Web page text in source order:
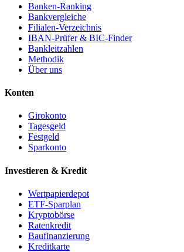
Banken-Ranking
Bankvergleiche
Filialen-Verzeichnis
IBAN-Prüfer & BIC-Finder
Bankleitzahlen
Methodik
Über uns
Konten
Girokonto
Tagesgeld
Festgeld
Sparkonto
Investieren & Kredit
Wertpapierdepot
ETF-Sparplan
Kryptobörse
Ratenkredit
Baufinanzierung
Kreditkarte